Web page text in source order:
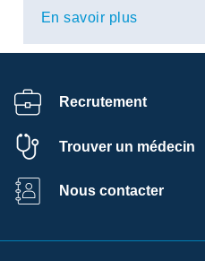
En savoir plus
Recrutement
Trouver un médecin
Nous contacter